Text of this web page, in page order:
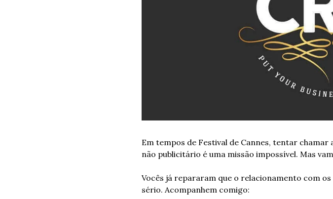
Em tempos de Festival de Cannes, tentar
não publicitário é uma missão impossível. Mas
Vocês já repararam que o relacionamento com
sério. Acompanhem comigo: